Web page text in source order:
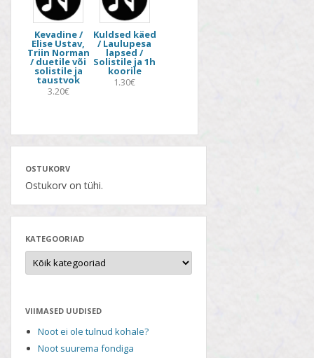
Kevadine /
Elise Ustav,
Triin Norman
/ duetile või
solistile ja
taustvok
3.20€
Kuldsed käed
/ Laulupesa
lapsed /
Solistile ja 1h
koorile
1.30€
OSTUKORV
Ostukorv on tühi.
KATEGOORIAD
VIIMASED UUDISED
Noot ei ole tulnud kohale?
Noot suurema fondiga